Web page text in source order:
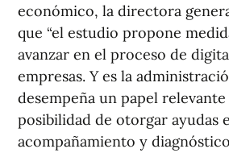
económico, la directora
que “el estudio propone
avanzar en el proceso de
empresas. Y es la
desempeña un papel
posibilidad de otorgar ayudas
acompañamiento y